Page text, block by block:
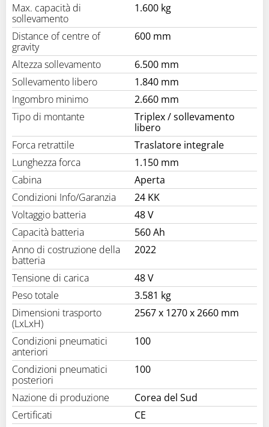
Max. capacità di
sollevamento
1.600 kg
Distance of centre of
gravity
600 mm
Altezza sollevamento
6.500 mm
Sollevamento libero
1.840 mm
Ingombro minimo
2.660 mm
Tipo di montante
Triplex / sollevamento
libero
Forca retrattile
Traslatore integrale
Lunghezza forca
1.150 mm
Cabina
Aperta
Condizioni Info/Garanzia
24 KK
Voltaggio batteria
48 V
Capacità batteria
560 Ah
Anno di costruzione della
batteria
2022
Tensione di carica
48 V
Peso totale
3.581 kg
Dimensioni trasporto
(LxLxH)
2567 x 1270 x 2660 mm
Condizioni pneumatici
anteriori
100
Condizioni pneumatici
posteriori
100
Nazione di produzione
Corea del Sud
Certificati
CE